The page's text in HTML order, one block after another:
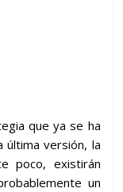
que ya se ha
última versión, la
poco, existirán
un